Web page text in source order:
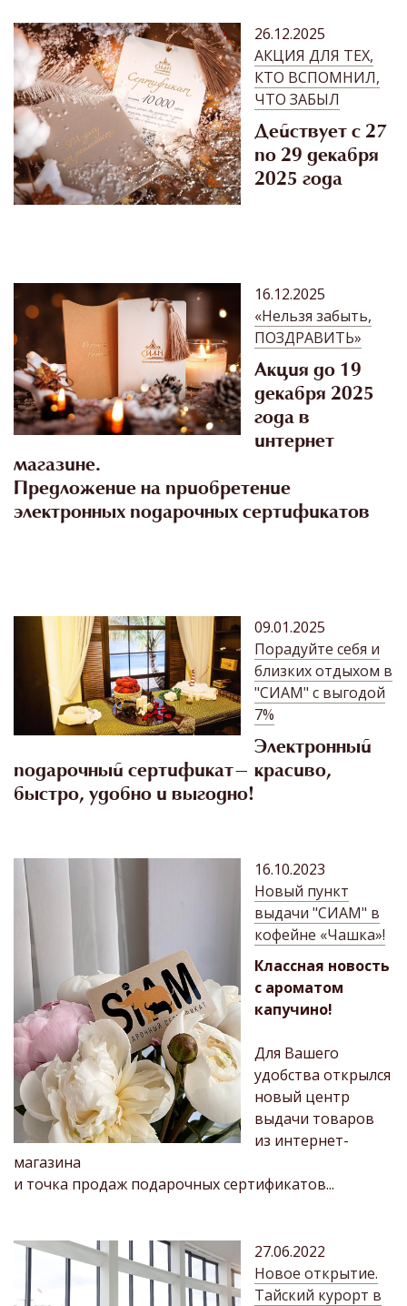
26.12.2025
АКЦИЯ ДЛЯ ТЕХ,
КТО ВСПОМНИЛ,
ЧТО ЗАБЫЛ
Действует с 27
по 29 декабря
2025 года
16.12.2025
«Нельзя забыть,
ПОЗДРАВИТЬ»
Акция до 19
декабря 2025
года в
интернет
магазине.
Предложение на приобретение
электронных подарочных сертификатов
09.01.2025
Порадуйте себя и
близких отдыхом в
"СИАМ" с выгодой
7%
Электронный
подарочный сертификат- красиво,
быстро, удобно и выгодно!
16.10.2023
Новый пункт
выдачи "СИАМ" в
кофейне «Чашка»!
Классная новость
с ароматом
капучино!
Для Вашего
удобства открылся
новый центр
выдачи товаров
из интернет-
магазина
и точка продаж подарочных сертификатов...
27.06.2022
Новое открытие.
Тайский курорт в